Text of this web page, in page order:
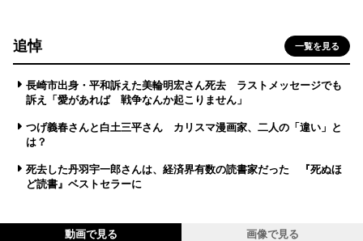
追悼 一覧を見る
長崎市出身・平和訴えた美輪明宏さん死去 ラストメッセージでも
訴え「愛があれば 戦争なんか起こりません」
つげ義春さんと白土三平さん カリスマ漫画家、二人の「違い」と
は？
死去した丹羽宇一郎さんは、経済界有数の読書家だった 『死ぬほ
ど読書』ベストセラーに
動画で見る 画像で見る